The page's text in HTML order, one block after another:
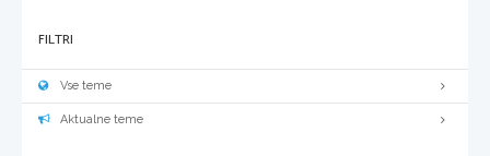
FILTRI
Vse teme
Aktualne teme